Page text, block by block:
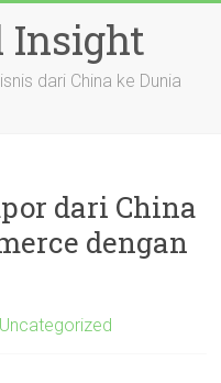
Insight
dari China ke Dunia
dari China
dengan
Uncategorized